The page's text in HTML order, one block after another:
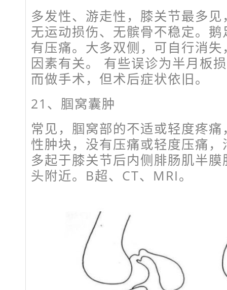
多发性、游走性，膝关节最多
无运动损伤、无髌骨不稳定。
有压痛。大多双侧，可自行消
因素有关。 有些误诊为半月板
而做手术，但术后症状依旧。
21、腘窝囊肿
常见，腘窝部的不适或轻度疼
性肿块，没有压痛或轻度压痛
多起于膝关节后内侧腓肠肌半
头附近。B超、CT、MRI。